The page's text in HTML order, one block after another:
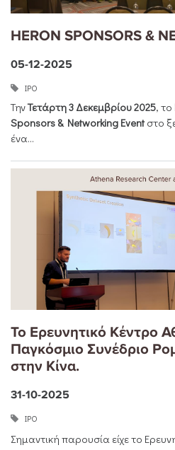
HERON SPONSORS &
05-12-2025
ΙΡΟ
ΤηνΤετάρτη 3 Δεκεμβρίου 2025, το
Sponsors & Networking Eventστο
ένα...
Το Ερευνητικό Κέντρο
Παγκόσμιο Συνέδριο
στην Κίνα.
31-10-2025
ΙΡΟ
Σημαντική παρουσία είχε το